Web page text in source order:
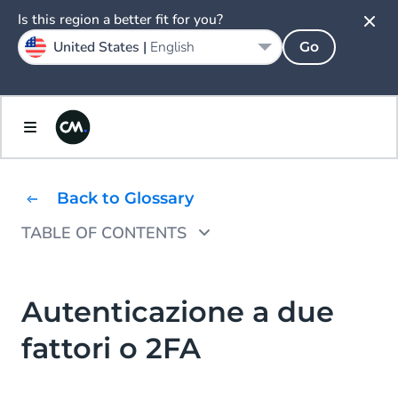
Back to Glossary
TABLE OF CONTENTS
Come funziona l'autenticazione a due fattori?
Perché SMS e voce sono soluzioni principali
Autenticazione a due
fattori o 2FA
Is this region a better fit for you?
United States | English Go